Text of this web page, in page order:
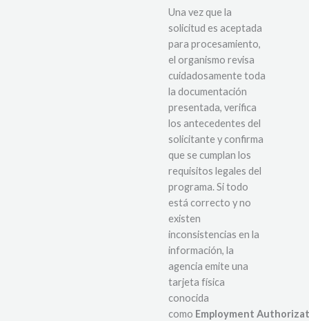
Una vez que la
solicitud es aceptada
para procesamiento,
el organismo revisa
cuidadosamente toda
la documentación
presentada, verifica
los antecedentes del
solicitante y confirma
que se cumplan los
requisitos legales del
programa. Si todo
está correcto y no
existen
inconsistencias en la
información, la
agencia emite una
tarjeta física
conocida
como Employment